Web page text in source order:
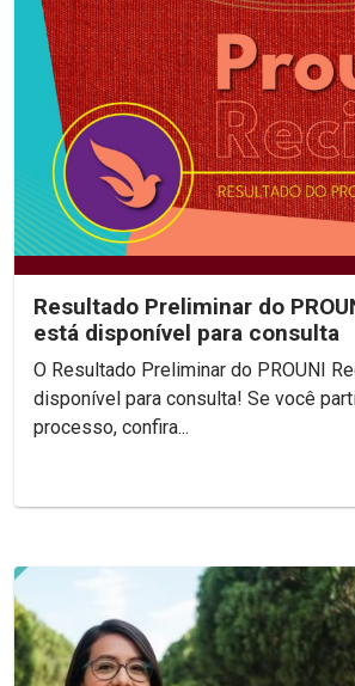
Resultado Preliminar do
está disponível para consulta
O Resultado Preliminar do PROUNI
disponível para consulta! Se você participou do
processo, confira...